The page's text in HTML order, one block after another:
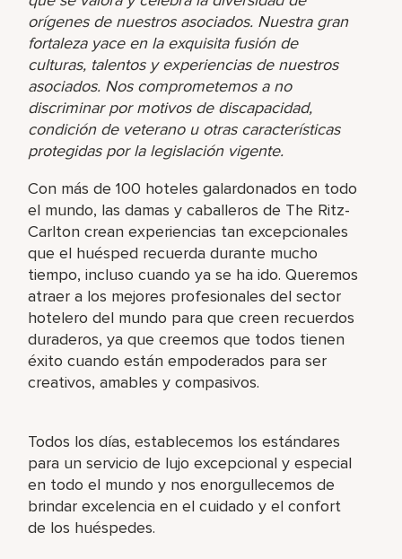
orígenes de nuestros asociados. Nuestra gran
fortaleza yace en la exquisita fusión de
culturas, talentos y experiencias de nuestros
asociados. Nos comprometemos a no
discriminar por motivos de discapacidad,
condición de veterano u otras características
protegidas por la legislación vigente.
Con más de 100 hoteles galardonados en todo
el mundo, las damas y caballeros de The Ritz-
Carlton crean experiencias tan excepcionales
que el huésped recuerda durante mucho
tiempo, incluso cuando ya se ha ido. Queremos
atraer a los mejores profesionales del sector
hotelero del mundo para que creen recuerdos
duraderos, ya que creemos que todos tienen
éxito cuando están empoderados para ser
creativos, amables y compasivos.
Todos los días, establecemos los estándares
para un servicio de lujo excepcional y especial
en todo el mundo y nos enorgullecemos de
brindar excelencia en el cuidado y el confort
de los huéspedes.